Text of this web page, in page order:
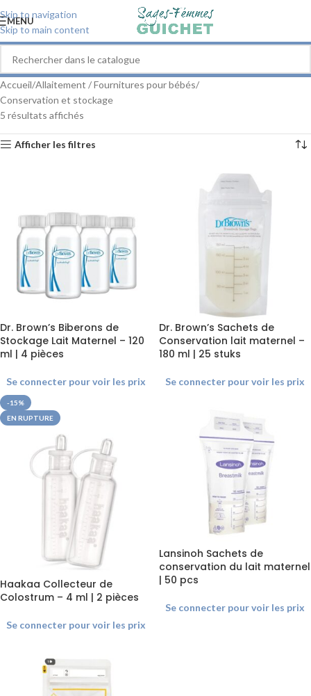
Skip to navigation
Skip to main content
MENU
Accueil Allaitement / Fournitures pour bébés
Conservation et stockage
5 résultats affichés
Afficher les filtres
Dr. Brown’s Biberons de
Stockage Lait Maternel – 120
ml | 4 pièces
Se connecter pour voir les prix
Dr. Brown’s Sachets de
Conservation lait maternel –
180 ml | 25 stuks
Se connecter pour voir les prix
-15%
EN RUPTURE
Haakaa Collecteur de
Colostrum – 4 ml | 2 pièces
Se connecter pour voir les prix
Lansinoh Sachets de
conservation du lait maternel
| 50 pcs
Se connecter pour voir les prix